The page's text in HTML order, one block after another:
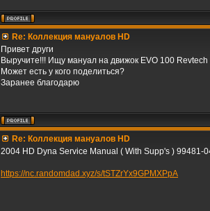
Re: Коллекция мануалов HD
Привет други
Выручите!!! Ищу мануал на движок EVO 100 Revtech
Может есть у кого поделиться?
Заранее благодарю
Re: Коллекция мануалов HD
2004 HD Dyna Service Manual ( With Supp's ) 99481-
https://nc.randomdad.xyz/s/tSTZrYx9GPMXPpA